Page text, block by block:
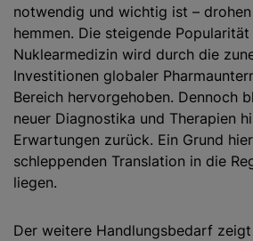
notwendig und wichtig ist –
hemmen. Die steigende
Nuklearmedizin wird durch die
Investitionen globaler
Bereich hervorgehoben. Dennoch
neuer Diagnostika und Therapien
Erwartungen zurück. Ein Grund
schleppenden Translation in die
liegen.
Der weitere Handlungsbedarf